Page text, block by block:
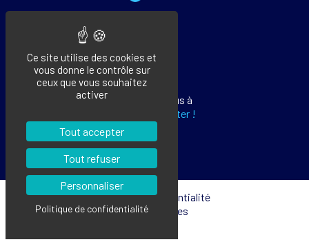
Abonnez-vous à
notre newsletter !
Politique de Confidentialité
Mentions Légales
Ce site utilise des cookies et
vous donne le contrôle sur
ceux que vous souhaitez
activer
Tout accepter
Tout refuser
Personnaliser
Politique de confidentialité